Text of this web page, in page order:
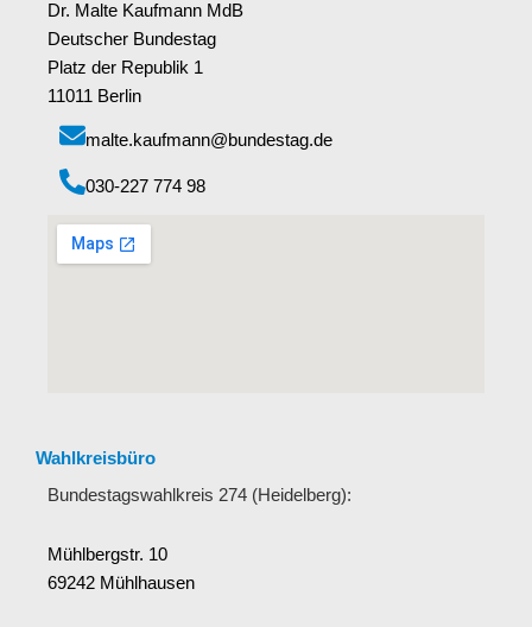
Dr. Malte Kaufmann MdB
Deutscher Bundestag
Platz der Republik 1
11011 Berlin
malte.kaufmann@bundestag.de
‭030-227 774 98‬
Wahlkreisbüro
Bundestagswahlkreis 274 (Heidelberg):
Mühlbergstr. 10
69242 Mühlhausen